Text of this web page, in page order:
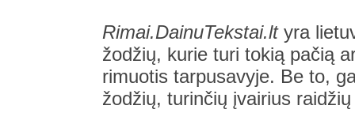
Rimai.DainuTekstai.ltyra
žodžių, kurie turi tokią pačią
rimuotis tarpusavyje. Be to,
žodžių, turinčių įvairius